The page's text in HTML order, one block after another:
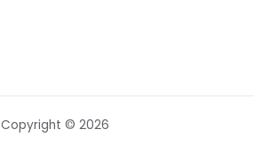
Copyright © 2026